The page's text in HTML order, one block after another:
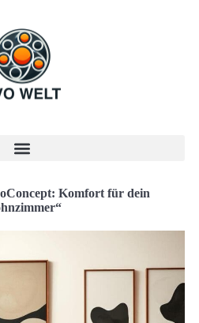
Komfort für dein